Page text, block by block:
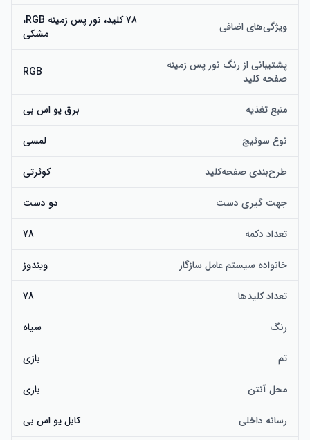
ویژگی‌های اضافی
78 کلید، نور پس زمینه RGB،
مشکی
پشتیبانی از رنگ نور پس زمینه
صفحه کلید
RGB
منبع تغذیه برق یو اس بی
نوع سوئیچ لمسی
طرح‌بندی صفحه‌کلید کوئرتی
جهت گیری دست دو دست
تعداد دکمه 78
خانواده سیستم عامل سازگار ویندوز
تعداد کلیدها 78
رنگ سیاه
تم بازی
محل آنتن بازی
رسانه داخلی کابل یو اس بی